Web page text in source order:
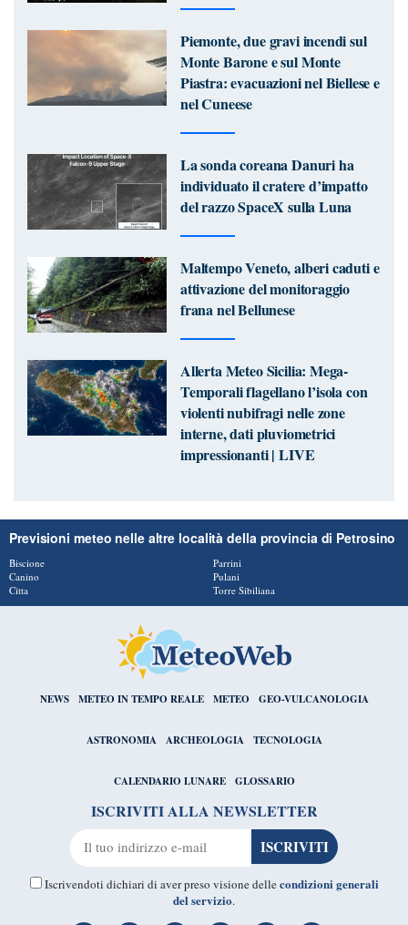
Piemonte, due gravi incendi sul
Monte Barone e sul Monte
Piastra: evacuazioni nel Biellese e
nel Cuneese
La sonda coreana Danuri ha
individuato il cratere d’impatto
del razzo SpaceX sulla Luna
Maltempo Veneto, alberi caduti e
attivazione del monitoraggio
frana nel Bellunese
Allerta Meteo Sicilia: Mega-
Temporali flagellano l’isola con
violenti nubifragi nelle zone
interne, dati pluviometrici
impressionanti | LIVE
Previsioni meteo nelle altre località della provincia di Petrosino
Biscione
Canino
Citta
Parrini
Pulani
Torre Sibiliana
NEWS METEO IN TEMPO REALE METEO GEO-VULCANOLOGIA
ASTRONOMIA ARCHEOLOGIA TECNOLOGIA
CALENDARIO LUNARE GLOSSARIO
ISCRIVITI ALLA NEWSLETTER
Iscrivendoti dichiari di aver preso visione dellecondizioni generali
del servizio.